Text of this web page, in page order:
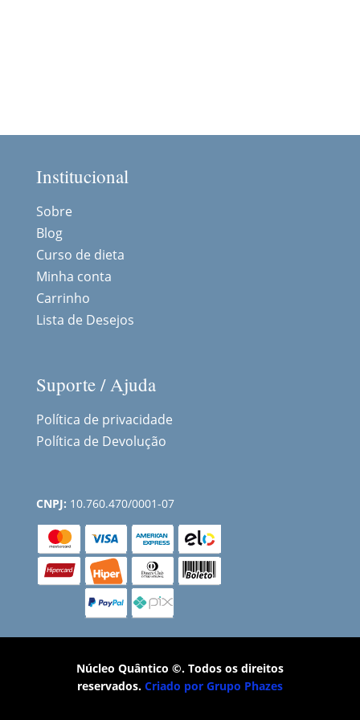
Institucional
Sobre
Blog
Curso de dieta
Minha conta
Carrinho
Lista de Desejos
Suporte / Ajuda
Política de privacidade
Política de Devolução
CNPJ: 10.760.470/0001-07
Núcleo Quântico ©. Todos os direitos
reservados. Criado por Grupo Phazes